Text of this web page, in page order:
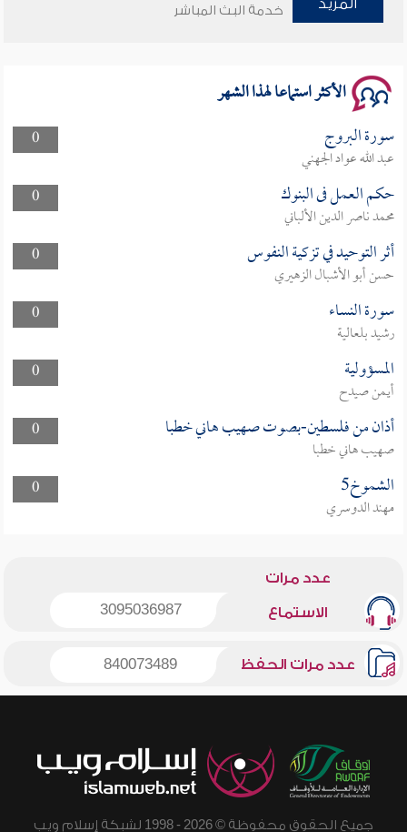
المزيد
خدمة البث المباشر
الأكثر استماعا لهذا الشهر
0 سورة البروج
عبد الله عواد الجهني
0
حكم العمل فى البنوك
محمد ناصر الدين الألباني
0
أثر التوحيد في تزكية النفوس
حسن أبو الأشبال الزهيري
0
سورة النساء
رشيد بلعالية
0
المسؤولية
أيمن صيدح
0
أذان من فلسطين-بصوت صهيب هاني خطبا
صهيب هاني خطبا
0
الشموخ5
مهند الدوسري
عدد مرات
الاستماع 3095036987
عدد مرات الحفظ 840073489
جميع الحقوق محفوظة © 2026 - 1998 لشبكة إسلام ويب